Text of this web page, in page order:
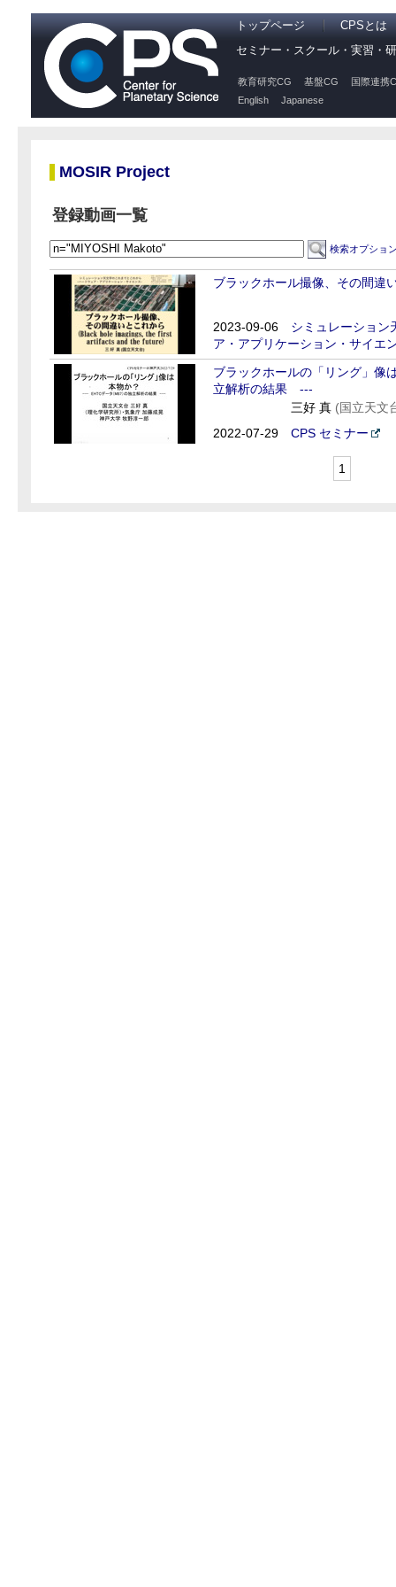
トップページ
CPSとは
セミナー・スクール・実習・
教育研究CG 基盤CG
国際連携
English
Japanese
MOSIR Project
登録動画一覧
検索オプショ
ブラックホール撮像、その間違
2023-09-06
シミュレーション
ア・アプリケーション・サイエ
ブラックホールの「リング」
立解析の結果 ---
三好 真 (国立天文
2022-07-29
CPS セミナー
1